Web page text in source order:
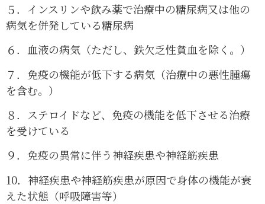
５．インスリンや飲み薬で治療中の糖尿病又は他の
病気を併発している糖尿病
６．血液の病気（ただし、鉄欠乏性貧血を除く。）
７．免疫の機能が低下する病気（治療中の悪性腫瘍
を含む。）
８．ステロイドなど、免疫の機能を低下させる治療
を受けている
９．免疫の異常に伴う神経疾患や神経筋疾患
10．神経疾患や神経筋疾患が原因で身体の機能が衰
えた状態（呼吸障害等）